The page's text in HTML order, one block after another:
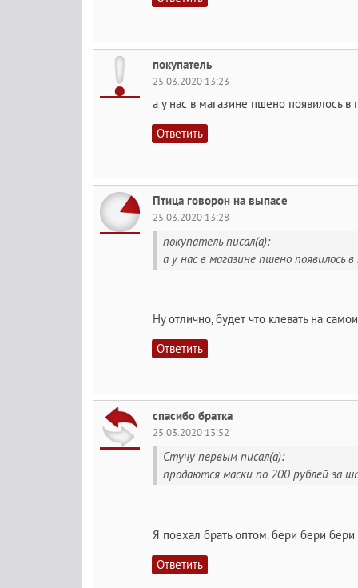
покупатель
25.03.2020 13:23
а у нас в магазине пшено появилось в
Ответить
Птица говорон на выпасе
25.03.2020 13:28
покупатель писал(а):
а у нас в магазине пшено появилось
Ну отлично, будет что клевать на
Ответить
спасибо братка
25.03.2020 13:52
Стучу первым писал(а):
продаются маски по 200 рублей за
Я поехал брать оптом. бери бери
Ответить